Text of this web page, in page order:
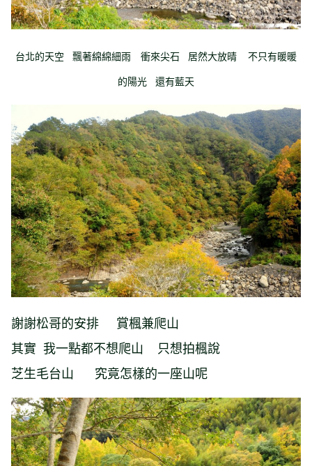
台北的天空 飄著綿綿細雨 衝來尖石 居然大放晴 不只有暖暖
的陽光 還有藍天
謝謝松哥的安排 賞楓兼爬山
其實 我一點都不想爬山 只想拍楓說
芝生毛台山 究竟怎樣的一座山呢